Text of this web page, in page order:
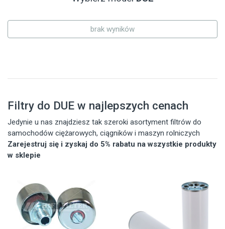
brak wyników
Filtry do DUE w najlepszych cenach
Jedynie u nas znajdziesz tak szeroki asortyment filtrów do
samochodów ciężarowych, ciągników i maszyn rolniczych
Zarejestruj się i zyskaj do 5% rabatu na wszystkie produkty
w sklepie